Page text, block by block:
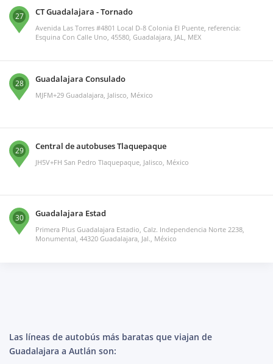
27 CT Guadalajara - Tornado
Avenida Las Torres #4801 Local D-8 Colonia El Puente, referencia:
Esquina Con Calle Uno, 45580, Guadalajara, JAL, MEX
28 Guadalajara Consulado
MJFM+29 Guadalajara, Jalisco, México
29 Central de autobuses Tlaquepaque
JH5V+FH San Pedro Tlaquepaque, Jalisco, México
30 Guadalajara Estad
Primera Plus Guadalajara Estadio, Calz. Independencia Norte 2238,
Monumental, 44320 Guadalajara, Jal., México
Las líneas de autobús más baratas que viajan de
Guadalajara a Autlán son: